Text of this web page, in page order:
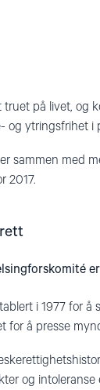
truet på livet, og
og ytringsfrihet i
sammen med
2017.
i 1977 for
for å presse
og